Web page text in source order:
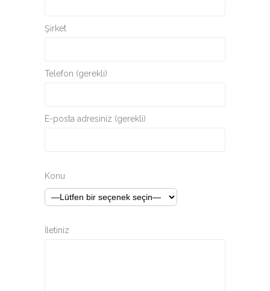
Şirket
Telefon (gerekli)
E-posta adresiniz (gerekli)
Konu
İletiniz